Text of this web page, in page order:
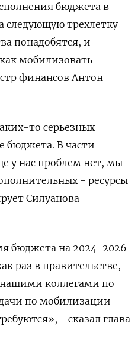
бюджета в
следующую трехлетку
понадобятся, и
мобилизовать
финансов Антон
то серьезных
бюджета. В части
у нас проблем нет, мы
- ресурсы
Силуанова
бюджета на 2024-2026
раз в правительстве,
коллегами по
по мобилизации
- сказал глава